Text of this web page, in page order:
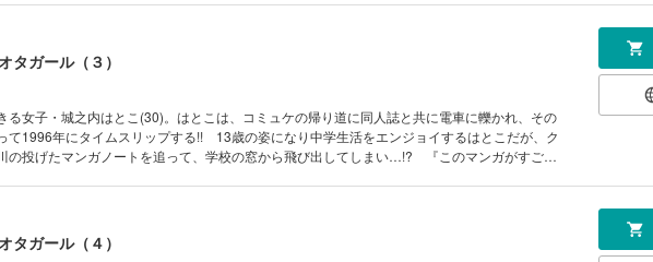
タガール（３）
る女子・城之内はとこ(30)。はとこは、コミュケの帰り道に同人誌と共に電車に轢かれ、その
て1996年にタイムスリップする!! 13歳の姿になり中学生活をエンジョイするはとこだが、ク
の投げたマンガノートを追って、学校の窓から飛び出してしまい…!? 『このマンガがすご
タガール（４）